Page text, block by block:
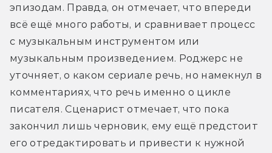
эпизодам. Правда, он отмечает, что впереди
всё ещё много работы, и сравнивает процесс
с музыкальным инструментом или
музыкальным произведением. Роджерс не
уточняет, о каком сериале речь, но намекнул в
комментариях, что речь именно о цикле
писателя. Сценарист отмечает, что пока
закончил лишь черновик, ему ещё предстоит
его отредактировать и привести к нужной